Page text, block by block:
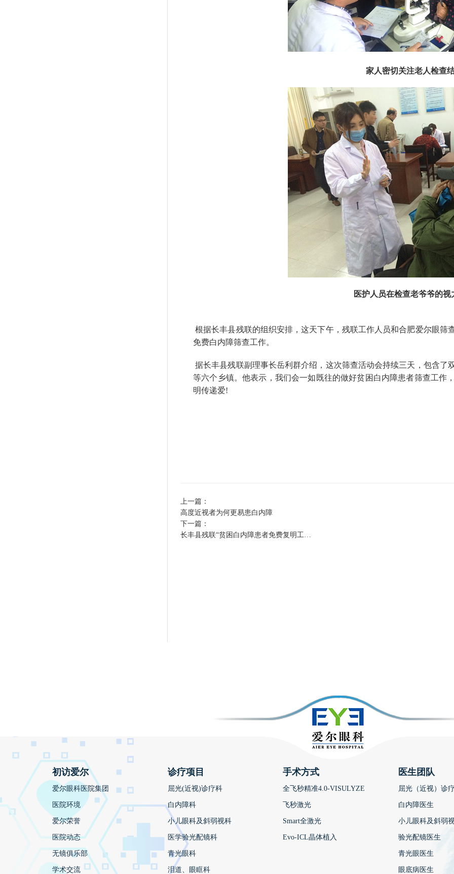
家人密切关注老人检查
医护人员在检查老爷爷的视
根据长丰县残联的组织安排，这天下午，残联工作人员和合肥爱尔眼筛
免费白内障筛查工作。
据长丰县残联副理事长岳利群介绍，这次筛查活动会持续三天，包含了
等六个乡镇。他表示，我们会一如既往的做好贫困白内障患者筛查工作
明传递爱!
上一篇：
高度近视者为何更易患白内障
下一篇：
长丰县残联“贫困白内障患者免费复明工…
初访爱尔
爱尔眼科医院集团
医院环境
爱尔荣誉
医院动态
无镜俱乐部
学术交流
诊疗项目
屈光(近视)诊疗科
白内障科
小儿眼科及斜弱视科
医学验光配镜科
青光眼科
泪道、眼眶科
手术方式
全飞秒精准4.0-VISULYZE
飞秒激光
Smart全激光
Evo-ICL晶体植入
医生团队
屈光（近视）诊
白内障医生
小儿眼科及斜弱
验光配镜医生
青光眼医生
眼底病医生